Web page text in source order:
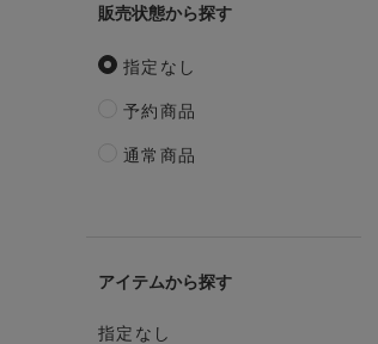
販売状態
指定なし
予約商品
通常商品
アイテム
指定なし